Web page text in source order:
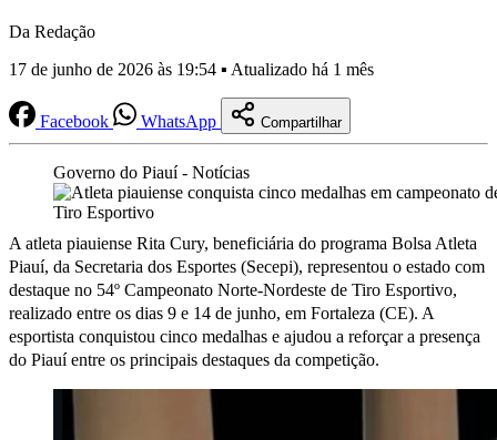
Da Redação
17 de junho de 2026 às 19:54 ▪ Atualizado há 1 mês
Facebook WhatsApp Compartilhar
Governo do Piauí - Notícias
A atleta piauiense Rita Cury, beneficiária do programa Bolsa Atleta
Piauí, da Secretaria dos Esportes (Secepi), representou o estado com
destaque no 54º Campeonato Norte-Nordeste de Tiro Esportivo,
realizado entre os dias 9 e 14 de junho, em Fortaleza (CE). A
esportista conquistou cinco medalhas e ajudou a reforçar a presença
do Piauí entre os principais destaques da competição.